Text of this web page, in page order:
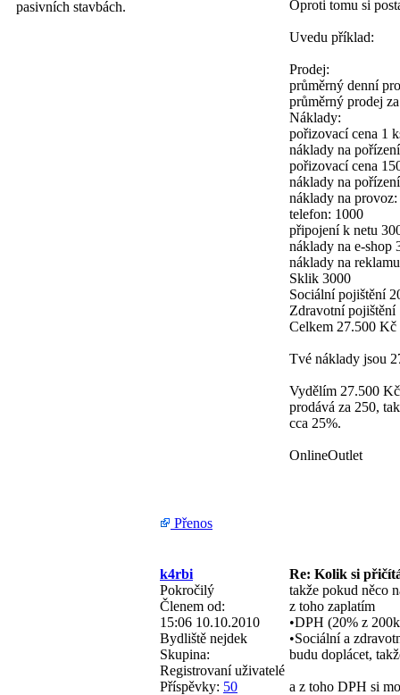
pasivních stavbách. Oproti tomu si
Uvedu příklad:
Prodej:
průměrný denní
průměrný prodej
Náklady:
pořizovací cena 1
náklady na
pořizovací cena
náklady na
náklady na provoz:
telefon: 1000
připojení k netu
náklady na e-shop
náklady na
Sklik 3000
Sociální pojištění
Zdravotní pojištění
Celkem 27.500 Kč
Tvé náklady jsou
Vydělím 27.500
prodává za 250,
cca 25%.
OnlineOutlet
Přenos
k4rbi
Re: Kolik si
Pokročilý
Členem od:
15:06 10.10.2010
Bydliště nejdek
Skupina:
Registrovaní uživatelé
Příspěvky: 50
takže pokud něco
z toho zaplatím
•DPH (20% z
•Sociální a
budu doplácet,
a z toho DPH si